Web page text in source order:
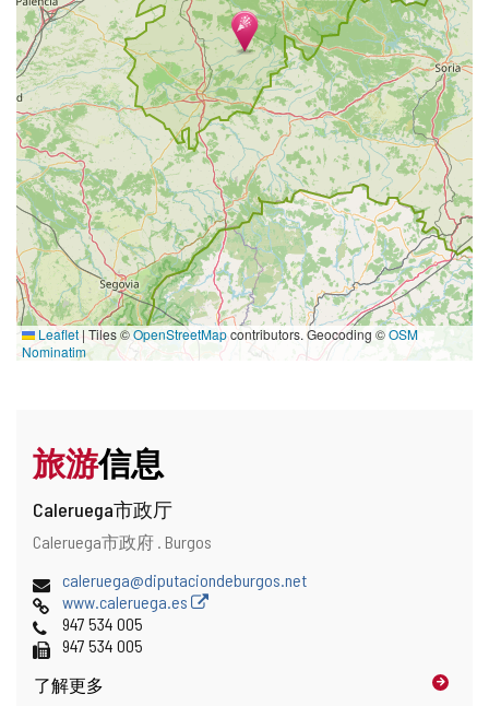
Leaflet | Tiles ©OpenStreetMapcontributors. Geocoding ©OSM
Nominatim
旅游信息
Caleruega市政厅
地
邮
地
址
Caleruega市政府 . Burgos
电
子
邮
件
地
址
caleruega@diputaciondeburgos.net
网
页
www.caleruega.es
电
话
947 534 005
传
真
947 534 005
了解更多